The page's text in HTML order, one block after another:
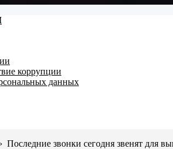
коррупции
данных
› Последние звонки сегодня звенят для